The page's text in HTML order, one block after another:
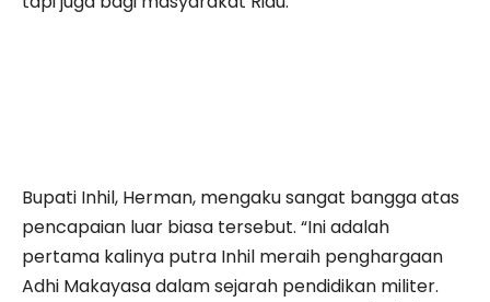
Bupati Inhil, Herman, mengaku sangat bangga atas
pencapaian luar biasa tersebut. “Ini adalah
pertama kalinya putra Inhil meraih penghargaan
Adhi Makayasa dalam sejarah pendidikan militer.